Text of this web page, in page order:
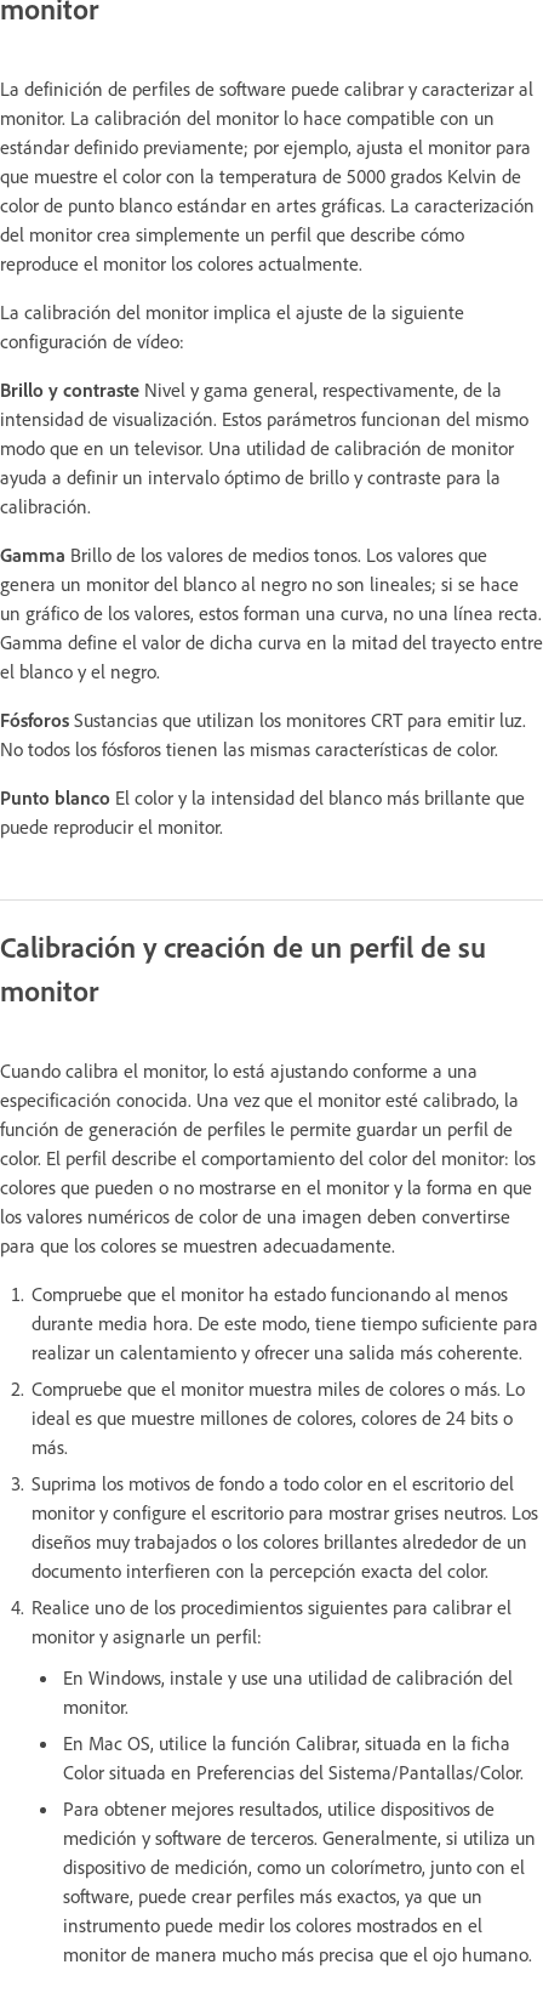
monitor
La definición de perfiles de software puede calibrar y caracterizar al
monitor. La calibración del monitor lo hace compatible con un
estándar definido previamente; por ejemplo, ajusta el monitor para
que muestre el color con la temperatura de 5000 grados Kelvin de
color de punto blanco estándar en artes gráficas. La caracterización
del monitor crea simplemente un perfil que describe cómo
reproduce el monitor los colores actualmente.
La calibración del monitor implica el ajuste de la siguiente
configuración de vídeo:
Brillo y contraste Nivel y gama general, respectivamente, de la
intensidad de visualización. Estos parámetros funcionan del mismo
modo que en un televisor. Una utilidad de calibración de monitor
ayuda a definir un intervalo óptimo de brillo y contraste para la
calibración.
Gamma Brillo de los valores de medios tonos. Los valores que
genera un monitor del blanco al negro no son lineales; si se hace
un gráfico de los valores, estos forman una curva, no una línea recta.
Gamma define el valor de dicha curva en la mitad del trayecto entre
el blanco y el negro.
Fósforos Sustancias que utilizan los monitores CRT para emitir luz.
No todos los fósforos tienen las mismas características de color.
Punto blanco El color y la intensidad del blanco más brillante que
puede reproducir el monitor.
Calibración y creación de un perfil de su
monitor
Cuando calibra el monitor, lo está ajustando conforme a una
especificación conocida. Una vez que el monitor esté calibrado, la
función de generación de perfiles le permite guardar un perfil de
color. El perfil describe el comportamiento del color del monitor: los
colores que pueden o no mostrarse en el monitor y la forma en que
los valores numéricos de color de una imagen deben convertirse
para que los colores se muestren adecuadamente.
Compruebe que el monitor ha estado funcionando al menos
durante media hora. De este modo, tiene tiempo suficiente para
realizar un calentamiento y ofrecer una salida más coherente.
Compruebe que el monitor muestra miles de colores o más. Lo
ideal es que muestre millones de colores, colores de 24 bits o
más.
Suprima los motivos de fondo a todo color en el escritorio del
monitor y configure el escritorio para mostrar grises neutros. Los
diseños muy trabajados o los colores brillantes alrededor de un
documento interfieren con la percepción exacta del color.
Realice uno de los procedimientos siguientes para calibrar el
monitor y asignarle un perfil:
En Windows, instale y use una utilidad de calibración del
monitor.
En Mac OS, utilice la función Calibrar, situada en la ficha
Color situada en Preferencias del Sistema/Pantallas/Color.
Para obtener mejores resultados, utilice dispositivos de
medición y software de terceros. Generalmente, si utiliza un
dispositivo de medición, como un colorímetro, junto con el
software, puede crear perfiles más exactos, ya que un
instrumento puede medir los colores mostrados en el
monitor de manera mucho más precisa que el ojo humano.